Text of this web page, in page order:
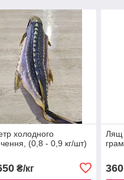
холодного
(0,8 - 0,9 кг/шт)
₴/кг
Лящ
360